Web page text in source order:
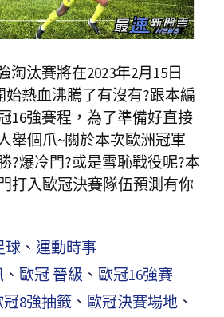
淘汰賽將在2023年2月15日
始熱血沸騰了有沒有?跟本編
16強賽程，為了準備好直接
舉個爪~關於本次歐洲冠軍
?爆冷門?或是雪恥戰役呢?本
打入歐冠決賽隊伍預測有你
球 、運動時事
、 歐冠 晉級 、 歐冠16強賽
冠8強抽籤 、 歐冠決賽場地 、